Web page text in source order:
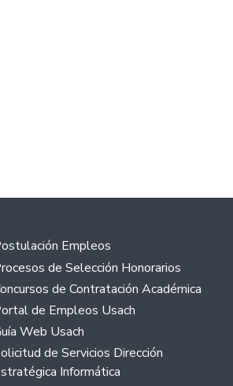
Empleos
de Selección Honorarios
de Contratación Académica
de Empleos Usach
Web Usach
de Servicios Dirección
Informática